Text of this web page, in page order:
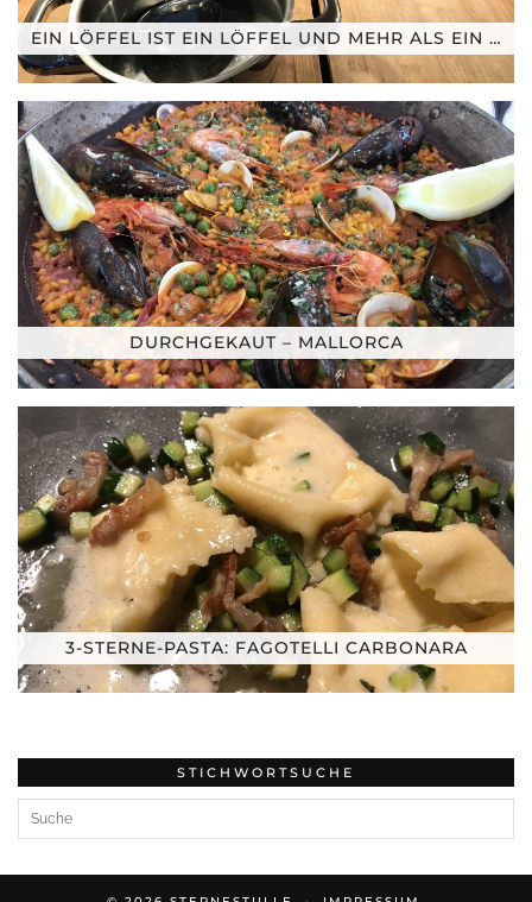
EIN LÖFFEL IST EIN LÖFFEL UND MEHR ALS EIN …
DURCHGEKAUT – MALLORCA
3-STERNE-PASTA: FAGOTELLI CARBONARA
STICHWORTSUCHE